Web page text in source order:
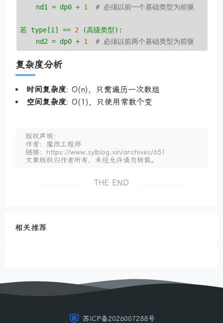
nd1
= dp0 + 1 # 必须以前一个基础类型为前驱
若 type[i] == 2
(高级类型):
nd2 = dp0 + 1 # 必须以前两个基础类型为前驱
复杂度分析
时间复杂度: O(n)，只需遍历一次数组
空间复杂度: O(1)，只使用常数个变
版权声明：
作者：魔改工程师
链接：https://www.sylblog.xin/archives/651
文章版权归作者所有，未经允许请勿转载。
THE END
相关推荐
苏ICP备2026007288号